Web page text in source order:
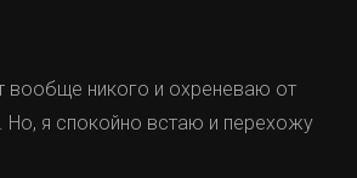
вообще никого и охреневаю от
Но, я спокойно встаю и перехожу